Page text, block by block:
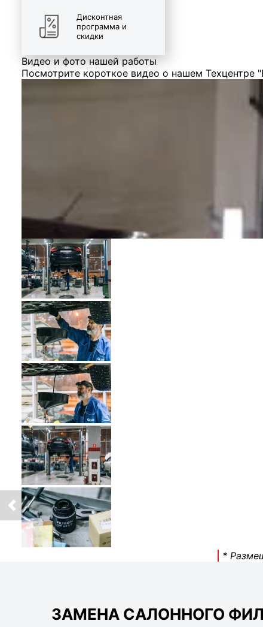
Дисконтная
программа и
скидки
Видео и фото нашей работы
Посмотрите короткое видео о нашем Техцентре
*
ЗАМЕНА САЛОННОГО